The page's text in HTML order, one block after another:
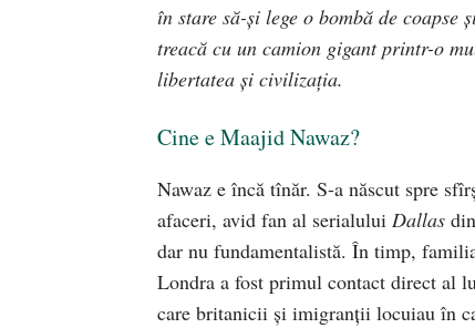
în stare să-şi lege o bombă de
treacă cu un camion gigant printr-o
libertatea şi civilizaţia.
Cine e Maajid Nawaz?
Nawaz e încă tînăr. S-a născut spre
afaceri, avid fan al serialului Dallas
dar nu fundamentalistă. În timp,
Londra a fost primul contact direct al
care britanicii şi imigranţii locuiau în